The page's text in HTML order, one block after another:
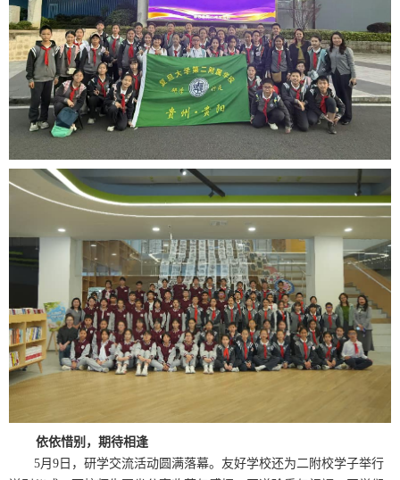
依依惜别，期待相逢
5月 9日，研学交流活动圆满落幕。友好学校还为二附校学子举行